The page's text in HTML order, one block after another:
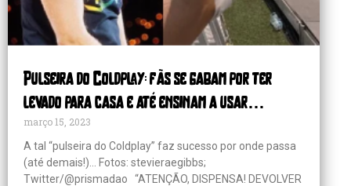
Pulseira do Coldplay: fãs se gabam por ter
levado para casa e até ensinam a usar…
março 15, 2023
A tal “pulseira do Coldplay” faz sucesso por onde passa
(até demais!)… Fotos: stevieraegibbs;
Twitter/@prismadao “ATENÇÃO, DISPENSA! DEVOLVER